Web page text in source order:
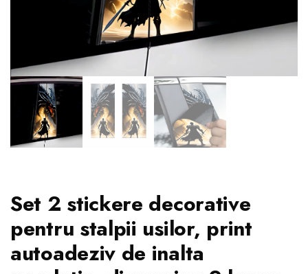
Set 2 stickere decorative
pentru stalpii usilor, print
autoadeziv de inalta